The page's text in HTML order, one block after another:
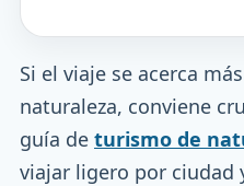
Si el viaje se acerca
naturaleza, conviene
guía de turismo de
viajar ligero por ciudad